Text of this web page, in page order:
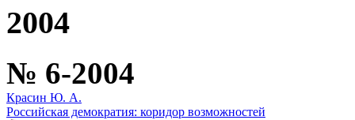
2004
№ 6-2004
Красин Ю. А.
Российская демократия: коридор возможностей